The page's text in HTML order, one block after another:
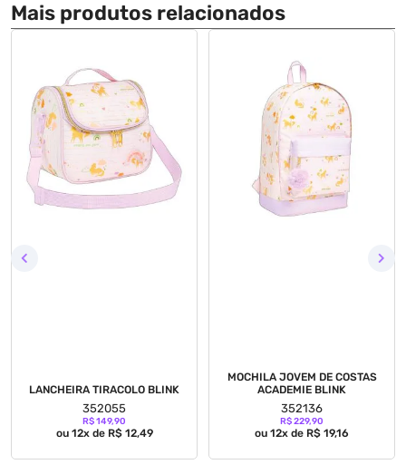
Mais produtos relacionados
LANCHEIRA TIRACOLO BLINK
352055
R$ 149,90
ou 12x de R$ 12,49
MOCHILA JOVEM DE COSTAS
ACADEMIE BLINK
352136
R$ 229,90
ou 12x de R$ 19,16